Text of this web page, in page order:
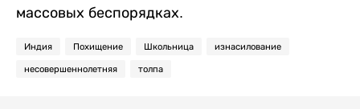
массовых беспорядках.
Индия Похищение Школьница изнасилование
несовершеннолетняя толпа